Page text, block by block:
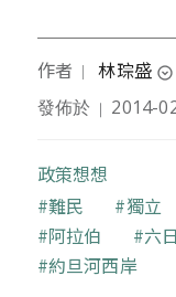
作者 ｜ 林琮盛 expand_circle_down
政治大學國家發
發佈於 ｜ 2014-
政策想想
關鍵字
難民 獨立
阿拉伯
六
約旦河西岸